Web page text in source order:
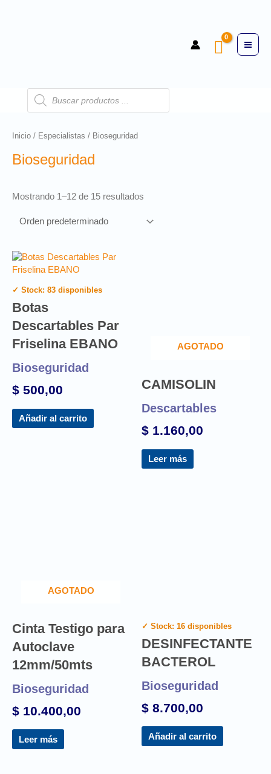
Inicio / Especialistas / Bioseguridad
Bioseguridad
Mostrando 1–12 de 15 resultados
✓ Stock: 83 disponibles
Botas
Descartables Par
Friselina EBANO
Bioseguridad
$ 500,00
Añadir al carrito
AGOTADO
CAMISOLIN
Descartables
$ 1.160,00
Leer más
AGOTADO
Cinta Testigo para
Autoclave
12mm/50mts
Bioseguridad
$ 10.400,00
Leer más
✓ Stock: 16 disponibles
DESINFECTANTE
BACTEROL
Bioseguridad
$ 8.700,00
Añadir al carrito